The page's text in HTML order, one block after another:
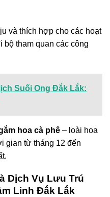
và thích hợp cho các hoạt
bộ tham quan các công
Suối Ong Đắk Lắk:
hoa cà phê – loài hoa
gian từ tháng 12 đến
Dịch Vụ Lưu Trú
Linh Đắk Lắk